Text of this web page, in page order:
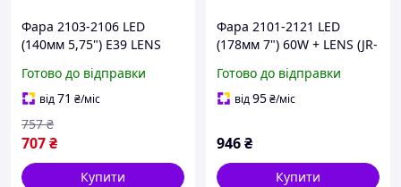
Фара 2103-2106 LED
(140мм 5,75") E39 LENS
Готово до відправки
від71 ₴/міс
707₴
757 ₴
Купити
Фара 2101-2121 LED
(178мм 7") 60W + LENS (JR-
Готово до відправки
від95₴/міс
946₴
Купити